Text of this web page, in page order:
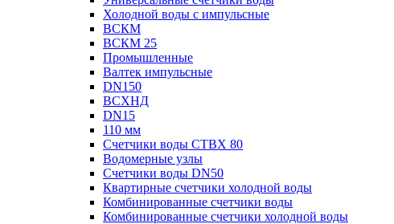
Холодной воды с импульсные
ВСКМ
ВСКМ 25
Промышленные
Валтек импульсные
DN150
ВСХНД
DN15
110 мм
Счетчики воды СТВХ 80
Водомерные узлы
Счетчики воды DN50
Квартирные счетчики холодной воды
Комбинированные счетчики воды
Комбинированные счетчики холодной воды